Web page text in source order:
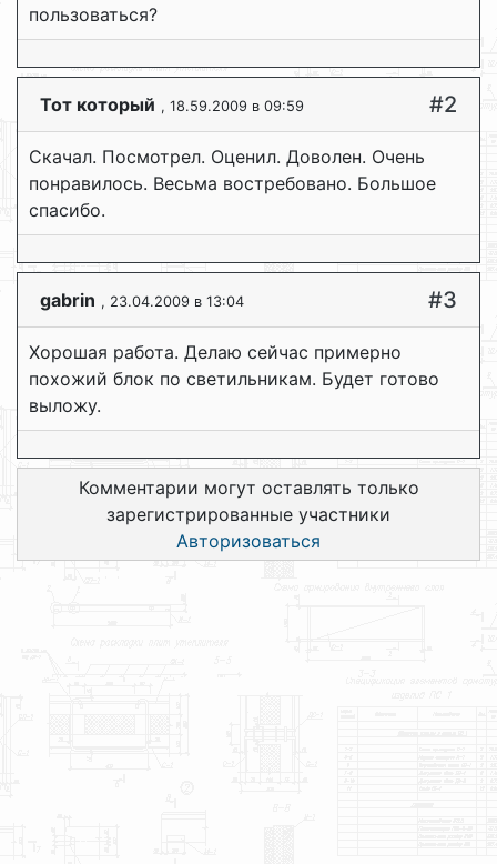
пользоваться?
Тот который , 18.59.2009 в 09:59 #2
Скачал. Посмотрел. Оценил. Доволен. Очень
понравилось. Весьма востребовано. Большое
спасибо.
gabrin , 23.04.2009 в 13:04 #3
Хорошая работа. Делаю сейчас примерно
похожий блок по светильникам. Будет готово
выложу.
Комментарии могут оставлять только
зарегистрированные участники
Авторизоваться